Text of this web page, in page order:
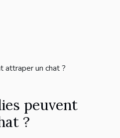
attraper un chat ?
peuvent
?